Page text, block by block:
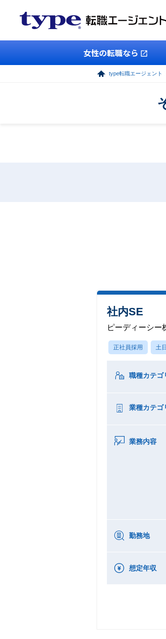
女性の転職なら
type転職エージェント
社内SE
ピーディーシー
正社員採用 土
職種カテゴ
業種カテゴ
業務内容
勤務地
想定年収